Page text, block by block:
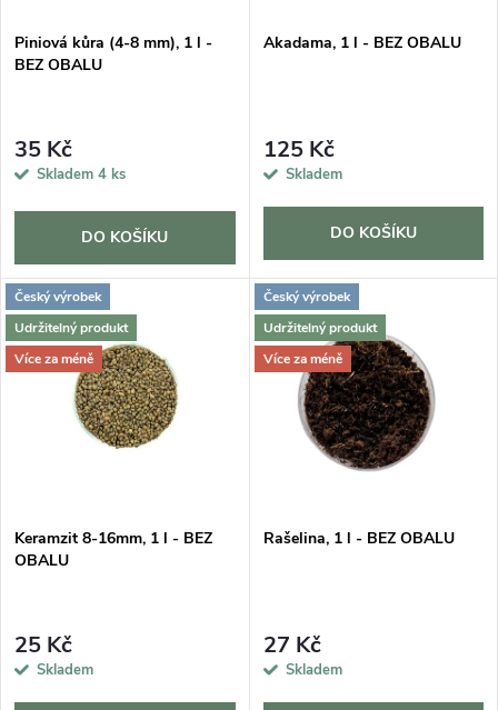
p
o
d
u
k
s
p
r
o
d
u
k
Piniová kůra (4-8 mm), 1 l -
BEZ OBALU
35 Kč
Skladem 4 ks
DO KOŠÍKU
Akadama, 1 l - BEZ OBALU
125 Kč
Skladem
DO KOŠÍKU
Český výrobek
Udržitelný produkt
Více za méně
Keramzit 8-16mm, 1 l - BEZ
OBALU
25 Kč
Skladem
Český výrobek
Udržitelný produkt
Více za méně
Rašelina, 1 l - BEZ OBALU
27 Kč
Skladem